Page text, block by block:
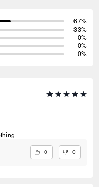
67%
33%
0%
0%
0%
0 0